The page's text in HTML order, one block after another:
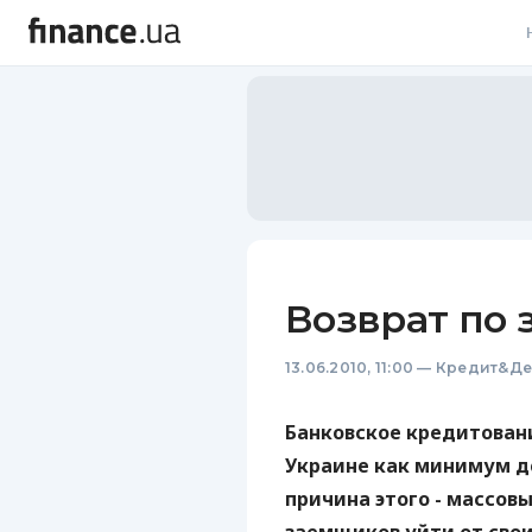
Возврат по
13.06.2010, 11:00 —
Банковское
Украине как минимум
причина этого -